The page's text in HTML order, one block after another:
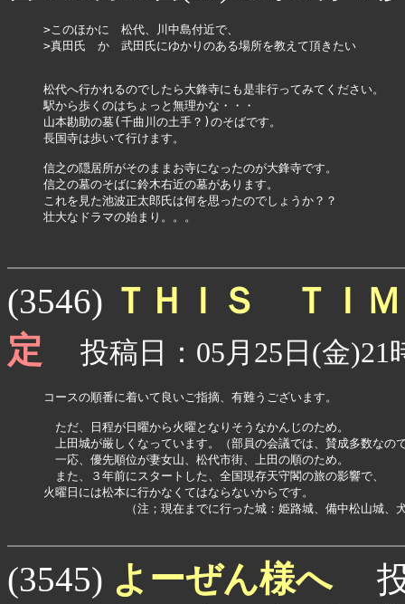
>このほかに　松代、川中島付近で、
>真田氏　か　武田氏にゆかりのある場所を教えて頂きたい
松代へ行かれるのでしたら大鋒寺にも是非行ってみてください。
駅から歩くのはちょっと無理かな・・・
山本勘助の墓(千曲川の土手？)のそばです。
長国寺は歩いて行けます。
信之の隠居所がそのままお寺になったのが大鋒寺です。
信之の墓のそばに鈴木右近の墓があります。
これを見た池波正太郎氏は何を思ったのでしょうか？？
壮大なドラマの始まり。。。
(3546) ＴＨＩＳ ＴＩ
定 投稿日：05月25日(金)21
コースの順番に着いて良いご指摘、有難うございます。
ただ、日程が日曜から火曜となりそうなかんじのため。
上田城が厳しくなっています。（部員の会議では、賛成多数なの
一応、優先順位が妻女山、松代市街、上田の順のため。
また、３年前にスタートした、全国現存天守閣の旅の影響で、
火曜日には松本に行かなくてはならないからです。
（注；現在までに行った城：姫路城、備中松山城、犬
(3545) よーぜん様へ